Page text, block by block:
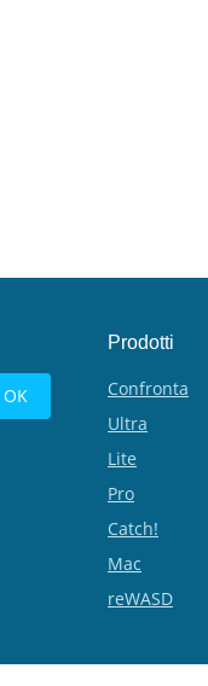
Prodotti
Confronta
Ultra
Lite
Pro
Catch!
Mac
reWASD